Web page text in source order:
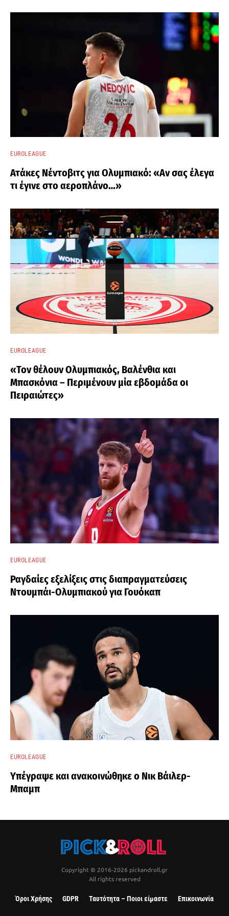
EUROLEAGUE
Ατάκες Νέντοβιτς για Ολυμπιακό: «Αν σας έλεγα
τι έγινε στο αεροπλάνο…»
EUROLEAGUE
«Τον θέλουν Ολυμπιακός, Βαλένθια και
Μπασκόνια – Περιμένουν μία εβδομάδα οι
Πειραιώτες»
EUROLEAGUE
Ραγδαίες εξελίξεις στις διαπραγματεύσεις
Ντουμπάι-Ολυμπιακού για Γουόκαπ
EUROLEAGUE
Υπέγραψε και ανακοινώθηκε ο Νικ Βάιλερ-
Μπαμπ
Copyright © 2016-2026 pickandroll.gr
All rights reserved
Όροι Χρήσης GDPR Ταυτότητα – Ποιοι είμαστε Επικοινωνία